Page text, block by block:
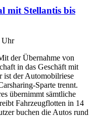
mit Stellantis bis
Uhr
der Übernahme von
in das Geschäft mit
ist der Automobilriese
Sparte trennt.
übernimmt sämtliche
Fahrzeugflotten in 14
buchen die Autos rund